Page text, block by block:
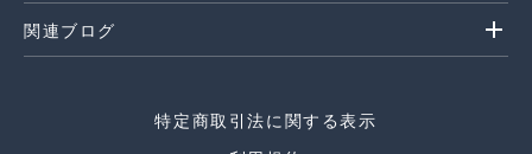
関連ブログ add
特定商取引法に関する表示